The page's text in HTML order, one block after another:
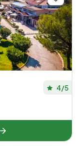
4/5